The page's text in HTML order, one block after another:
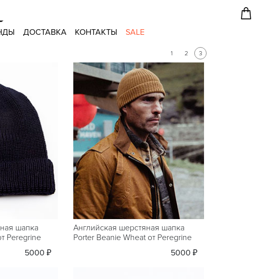
ДОСТАВКА КОНТАКТЫ SALE
1 2 3
шапка
Peregrine
5000 ₽
Английская шерстяная шапка
Porter Beanie Wheat от Peregrine
5000 ₽